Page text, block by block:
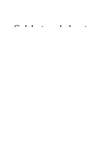
Sdílet událost